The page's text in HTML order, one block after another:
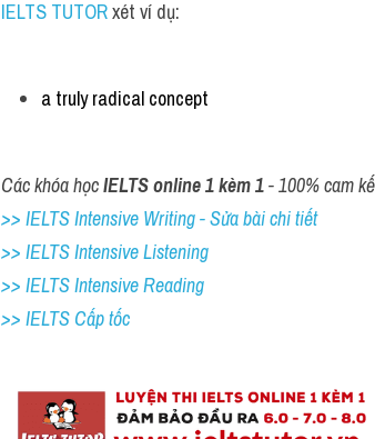
IELTS TUTOR xét ví dụ:
a truly radical concept
Các khóa học IELTS online 1 kèm 1 - 100% cam
>> IELTS Intensive Writing - Sửa bài chi tiết
>> IELTS Intensive Listening
>> IELTS Intensive Reading
>> IELTS Cấp tốc